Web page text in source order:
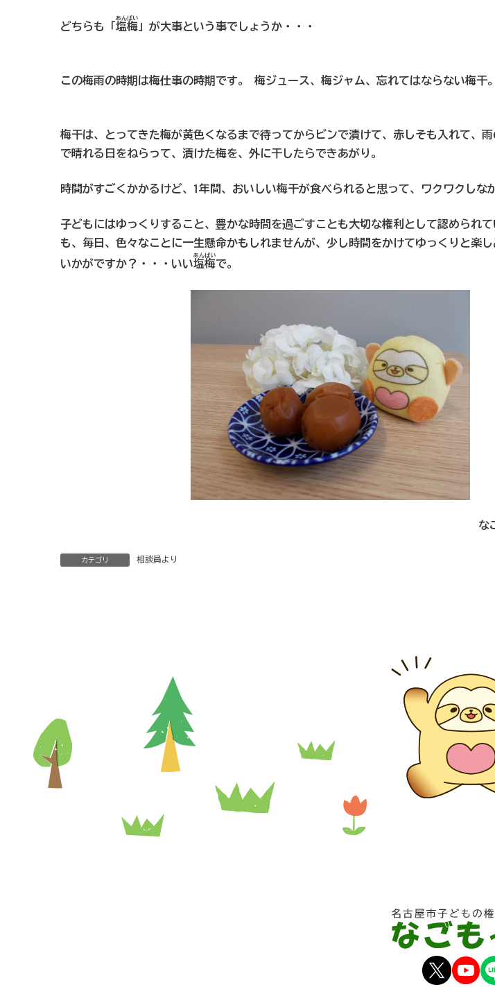
どちらも「 塩梅
あんばい
」が大事という事でしょうか・・・
この梅雨の時期は梅仕事の時期です。 梅ジュース、梅ジャム、忘れてはならない梅干。
梅干は、とってきた梅が黄色くなるまで待ってからビンで漬けて、赤しそも入れて、
で晴れる日をねらって、漬けた梅を、外に干したらできあがり。
時間がすごくかかるけど、1年間、おいしい梅干が食べられると思って、ワクワクしな
子どもにはゆっくりすること、豊かな時間を過ごすことも大切な権利として認められ
も、毎日、色々なことに一生懸命かもしれませんが、少し時間をかけてゆっくりと楽
いかがですか？・・・いい塩梅
あんばい
で。
な
カテゴリ 相談員より